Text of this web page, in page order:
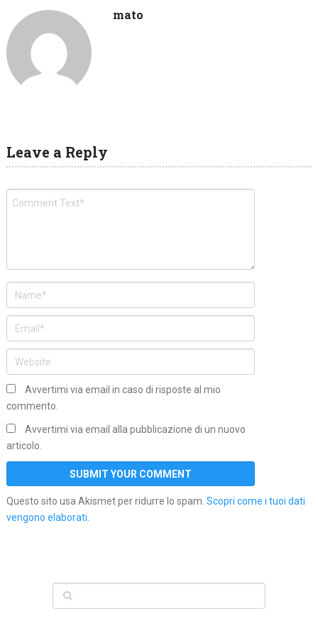
mato
Leave a Reply
Avvertimi via email in caso di risposte al mio
commento.
Avvertimi via email alla pubblicazione di un nuovo
articolo.
Questo sito usa Akismet per ridurre lo spam. Scopri come i tuoi dati
vengono elaborati.